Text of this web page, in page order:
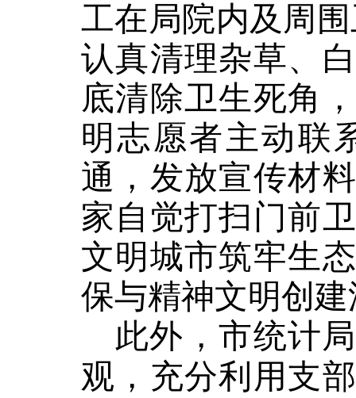
工在局院内及周
认真清理杂草、
底清除卫生死角
明志愿者主动联
通，发放宣传材
家自觉打扫门前
文明城市筑牢生
保与精神文明创
此外，市统计
观，充分利用支